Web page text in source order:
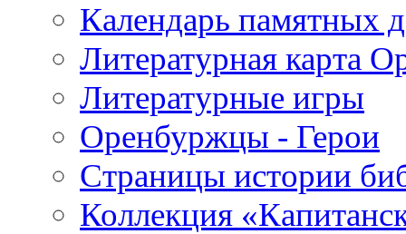
Календарь памятных
Литературная карта
Литературные игры
Оренбуржцы - Герои
Страницы истории
Коллекция